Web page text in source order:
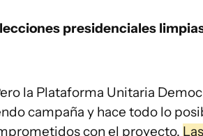
presidenciales
la Plataforma Unitaria
campaña y hace todo lo
con el proyecto.